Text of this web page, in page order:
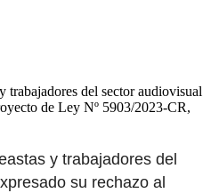
trabajadores del sector audiovisual
de Ley Nº 5903/2023-CR,
y trabajadores del
su rechazo al